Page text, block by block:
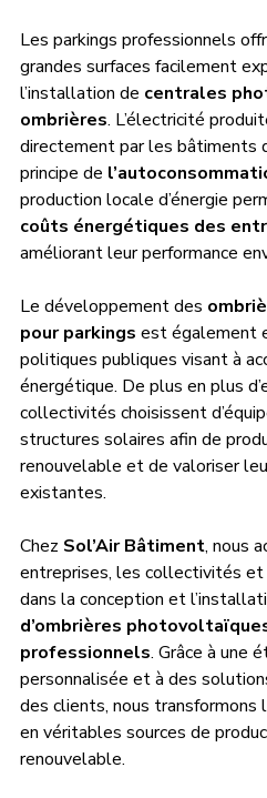
Les parkings professionnels
grandes surfaces facilement
l’installation de centrales
ombrières. L’électricité
directement par les bâtiments
principe de
production locale d’énergie
coûts énergétiques des
améliorant leur performance
Le développement des
pour parkings est également
politiques publiques visant à
énergétique. De plus en plus
collectivités choisissent
structures solaires afin de
renouvelable et de valoriser
existantes.
Chez Sol’Air Bâtiment, nous
entreprises, les collectivités
dans la conception et
d’ombrières
professionnels. Grâce à une
personnalisée et à des
des clients, nous transformons
en véritables sources de
renouvelable.